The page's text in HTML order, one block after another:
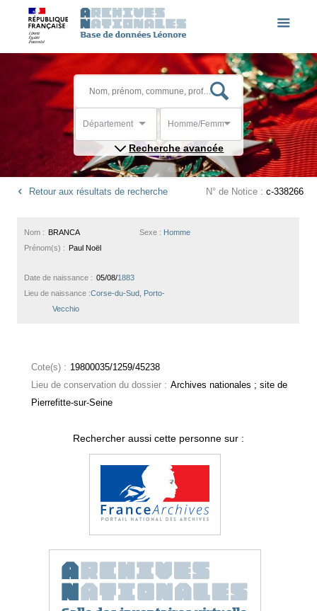
Département Homme/Femme
Recherche avancée
Retour aux résultats de recherche N° de Notice : c-338266
Sexe : Homme
Nom : BRANCA
Prénom(s) : Paul Noël
Date de naissance : 05/08/1883
Lieu de naissance :Corse-du-Sud, Porto-
Vecchio
Cote(s) : 19800035/1259/45238
Lieu de conservation du dossier : Archives nationales ; site de
Pierrefitte-sur-Seine
Rechercher aussi cette personne sur :